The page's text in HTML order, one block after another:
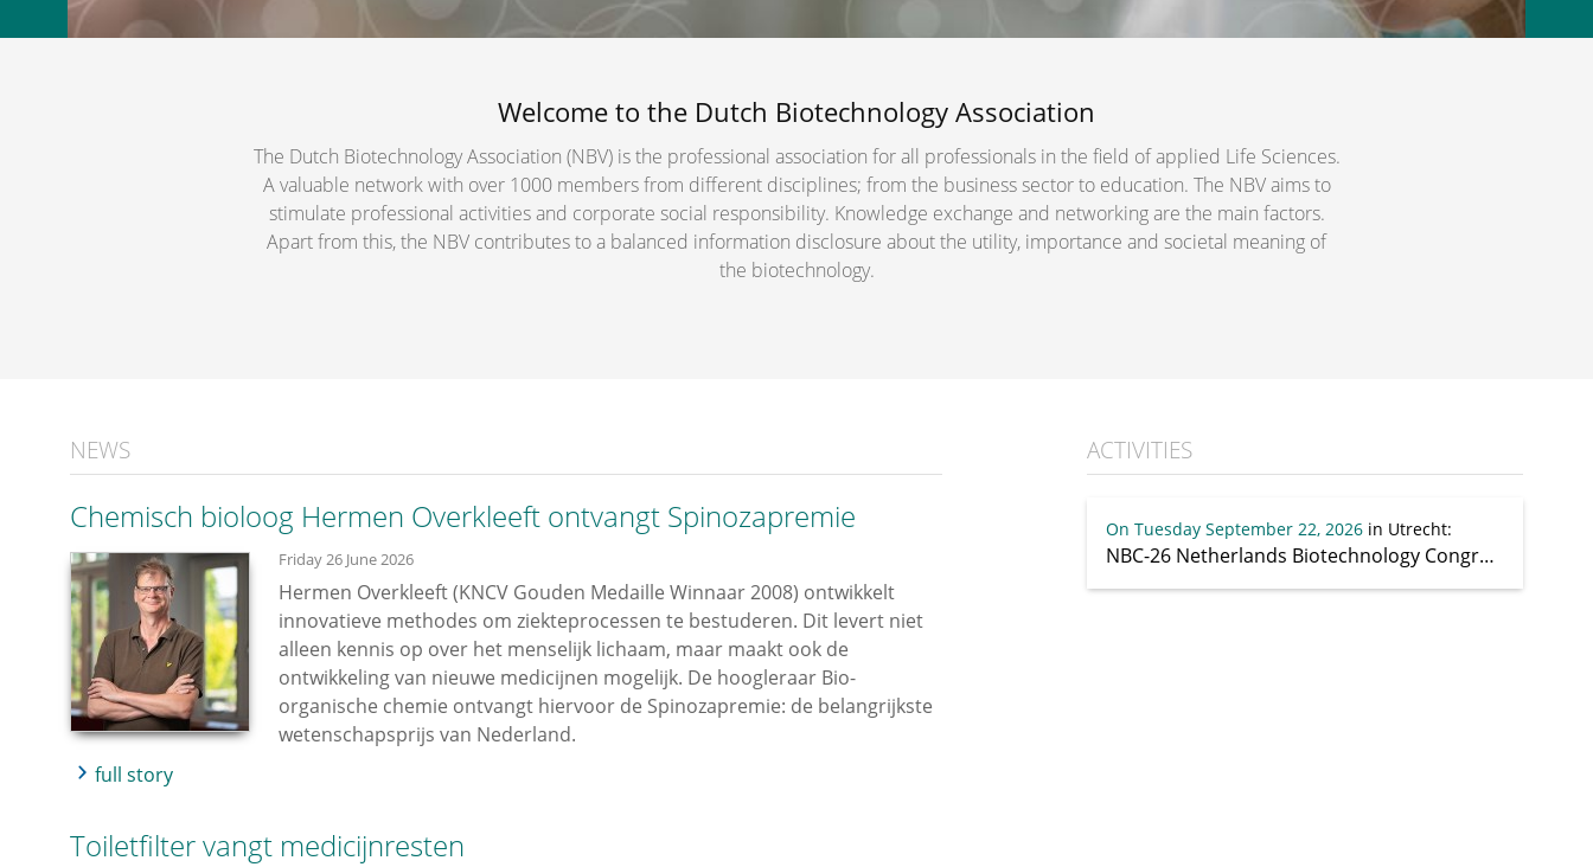
Welcome to the Dutch Biotechnology Association
The Dutch Biotechnology Association (NBV) is the professional association for all professionals in the field of applied Life Sciences.
A valuable network with over 1000 members from different disciplines; from the business sector to education. The NBV aims to
stimulate professional activities and corporate social responsibility. Knowledge exchange and networking are the main factors.
Apart from this, the NBV contributes to a balanced information disclosure about the utility, importance and societal meaning of
the biotechnology.
NEWS
Chemisch bioloog Hermen Overkleeft ontvangt Spinozapremie
Friday 26 June 2026
Hermen Overkleeft (KNCV Gouden Medaille Winnaar 2008) ontwikkelt
innovatieve methodes om ziekteprocessen te bestuderen. Dit levert niet
alleen kennis op over het menselijk lichaam, maar maakt ook de
ontwikkeling van nieuwe medicijnen mogelijk. De hoogleraar Bio-
organische chemie ontvangt hiervoor de Spinozapremie: de belangrijkste
wetenschapsprijs van Nederland.
full story
Toiletfilter vangt medicijnresten
ACTIVITIES
On Tuesday September 22, 2026 in Utrecht:
NBC-26 Netherlands Biotechnology Congress